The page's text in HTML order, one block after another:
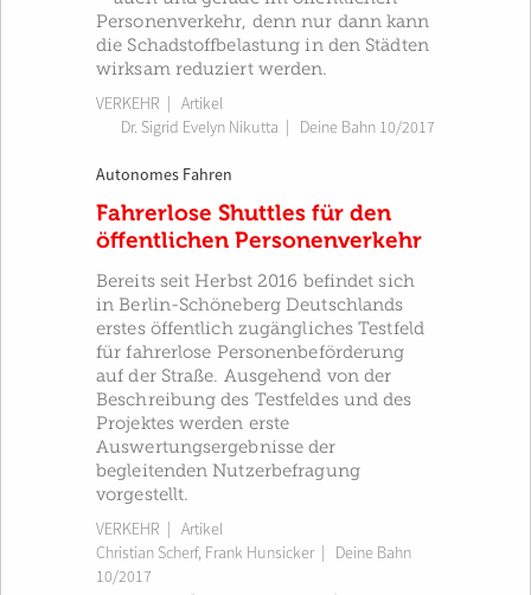
Personenverkehr, denn nur dann kann
die Schadstoffbelastung in den Städten
wirksam reduziert werden.
VERKEHR | Artikel
Dr. Sigrid Evelyn Nikutta
Deine Bahn 10/2017
Autonomes Fahren
Fahrerlose Shuttles für den
öffentlichen Personenverkehr
Bereits seit Herbst 2016 befindet sich
in Berlin-Schöneberg Deutschlands
erstes öffentlich zugängliches Testfeld
für fahrerlose Personenbeförderung
auf der Straße. Ausgehend von der
Beschreibung des Testfeldes und des
Projektes werden erste
Auswertungsergebnisse der
begleitenden Nutzerbefragung
vorgestellt.
VERKEHR | Artikel
Christian Scherf, Frank Hunsicker| Deine Bahn
10/2017